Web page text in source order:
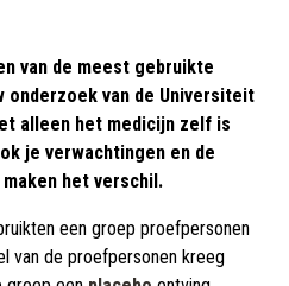
van de meest gebruikte
onderzoek van de Universiteit
alleen het medicijn zelf is
je verwachtingen en de
het verschil.
een groep proefpersonen
van de proefpersonen kreeg